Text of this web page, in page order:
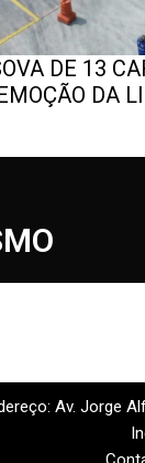
DE 13
DA
Av. Jorge